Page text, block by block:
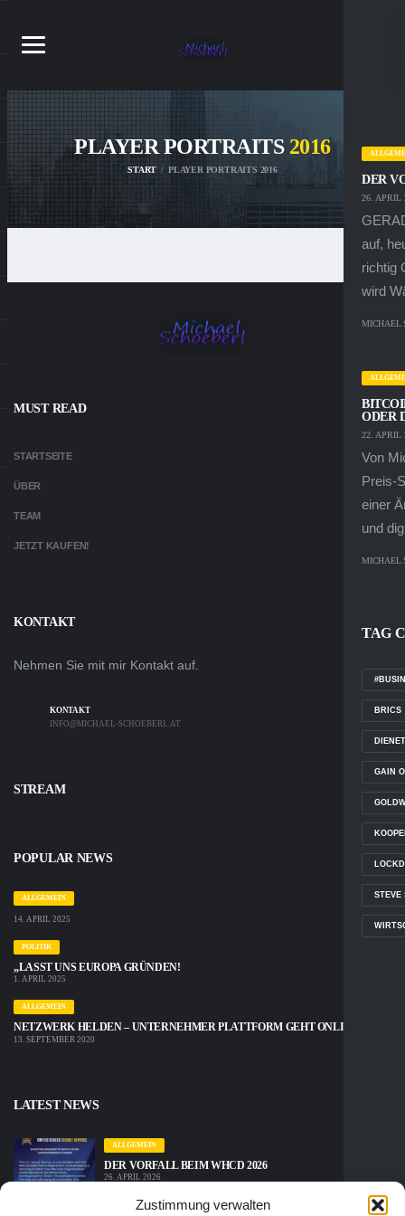
Zustimmung verwalten
DER
26. APRIL
auf,
richtig
wird
MICHAEL
ODER
22. APRIL
Von
Preis-
einer
und
MICHAEL
TAG
BRICS
GAIN
STEVE
PLAYER PORTRAITS 2016
START PLAYER PORTRAITS 2016
MUST READ
STARTSEITE
ÜBER
TEAM
JETZT KAUFEN!
KONTAKT
Nehmen Sie mit mir Kontakt auf.
KONTAKT
INFO@MICHAEL-SCHOEBERL.AT
STREAM
POPULAR NEWS
ALLGEMEIN
14. APRIL 2025
POLITIK
„LASST UNS EUROPA GRÜNDEN!
1. APRIL 2025
ALLGEMEIN
NETZWERK HELDEN – UNTERNEHMER PLATTFORM GEHT ONLINE
13. SEPTEMBER 2020
LATEST NEWS
ALLGEMEIN
DER VORFALL BEIM WHCD 2026
26. APRIL 2026